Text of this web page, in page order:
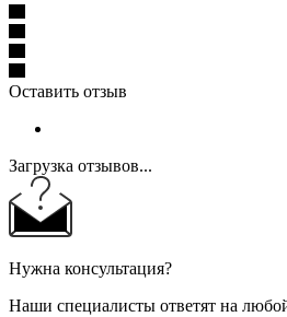
Оставить отзыв
Загрузка отзывов...
Нужна консультация?
Наши специалисты ответят на